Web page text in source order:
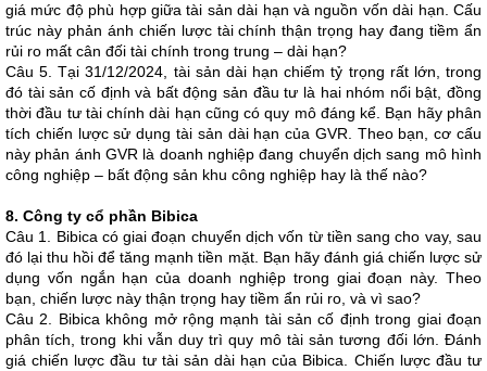
giá mức độ phù hợp giữa tài sản dài hạn và nguồn vốn dài hạn. Cấu
trúc này phản ánh chiến lược tài chính thận trọng hay đang tiềm ẩn
rủi ro mất cân đối tài chính trong trung – dài hạn?
Câu 5. Tại 31/12/2024, tài sản dài hạn chiếm tỷ trọng rất lớn, trong
đó tài sản cố định và bất động sản đầu tư là hai nhóm nổi bật, đồng
thời đầu tư tài chính dài hạn cũng có quy mô đáng kể. Bạn hãy phân
tích chiến lược sử dụng tài sản dài hạn của GVR. Theo bạn, cơ cấu
này phản ánh GVR là doanh nghiệp đang chuyển dịch sang mô hình
công nghiệp – bất động sản khu công nghiệp hay là thế nào?
8. Công ty cổ phần Bibica
Câu 1. Bibica có giai đoạn chuyển dịch vốn từ tiền sang cho vay, sau
đó lại thu hồi để tăng mạnh tiền mặt. Bạn hãy đánh giá chiến lược sử
dụng vốn ngắn hạn của doanh nghiệp trong giai đoạn này. Theo
bạn, chiến lược này thận trọng hay tiềm ẩn rủi ro, và vì sao?
Câu 2. Bibica không mở rộng mạnh tài sản cố định trong giai đoạn
phân tích, trong khi vẫn duy trì quy mô tài sản tương đối lớn. Đánh
giá chiến lược đầu tư tài sản dài hạn của Bibica. Chiến lược đầu tư